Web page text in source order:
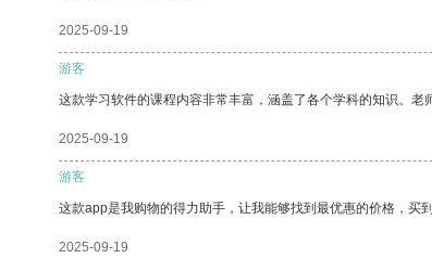
2025-09-19
游客
这款学习软件的课程内容非常丰富，涵盖了各个学科的知识。老
2025-09-19
游客
这款app是我购物的得力助手，让我能够找到最优惠的价格，买
2025-09-19